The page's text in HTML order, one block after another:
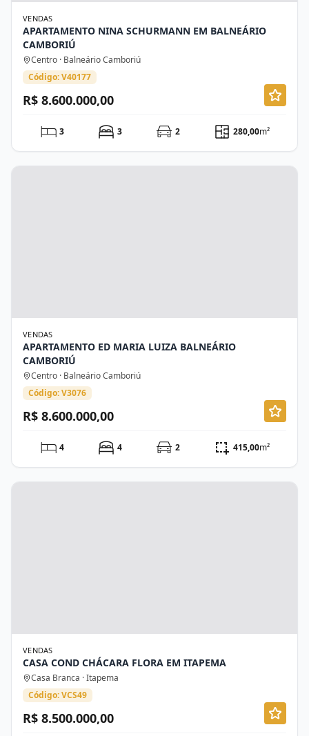
VENDAS
APARTAMENTO NINA SCHURMANN EM BALNEÁRIO
CAMBORIÚ
Centro · Balneário Camboriú
Código: V40177
R$ 8.600.000,00
3 3 2 280,00m²
VENDAS
APARTAMENTO ED MARIA LUIZA BALNEÁRIO
CAMBORIÚ
Centro · Balneário Camboriú
Código: V3076
R$ 8.600.000,00
4 4 2 415,00m²
VENDAS
CASA COND CHÁCARA FLORA EM ITAPEMA
Casa Branca · Itapema
Código: VCS49
R$ 8.500.000,00